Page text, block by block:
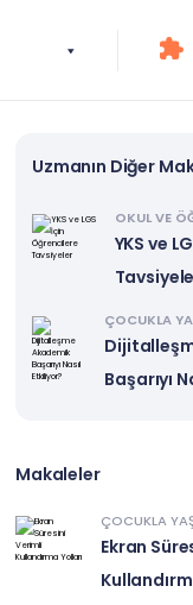
Uzmanın Diğer
OKUL VE
YKS ve
ÇOCUKLA
Başarıyı
Makaleler
ÇOCUKLA
Ekran